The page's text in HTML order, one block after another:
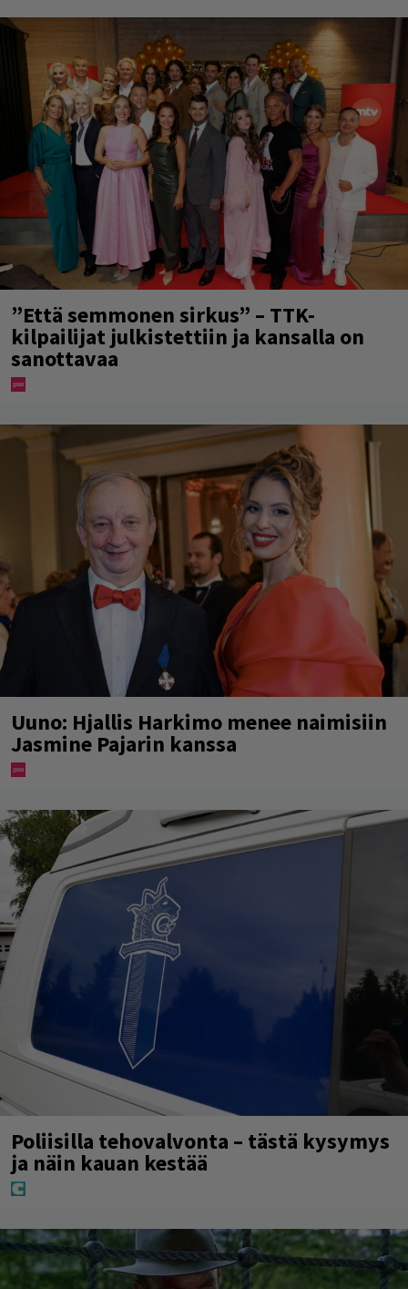
”Että semmonen sirkus” – TTK-
kilpailijat julkistettiin ja kansalla on
sanottavaa
Uuno: Hjallis Harkimo menee naimisiin
Jasmine Pajarin kanssa
Poliisilla tehovalvonta – tästä kysymys
ja näin kauan kestää